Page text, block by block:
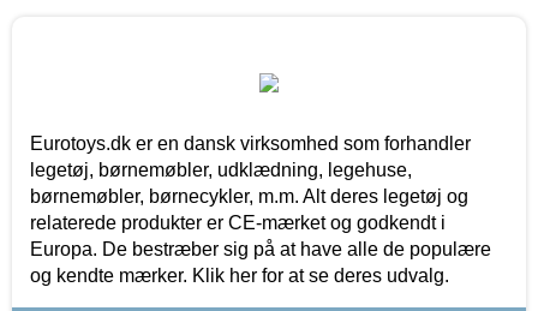
Eurotoys.dk er en dansk virksomhed som forhandler
legetøj, børnemøbler, udklædning, legehuse,
børnemøbler, børnecykler, m.m. Alt deres legetøj og
relaterede produkter er CE-mærket og godkendt i
Europa. De bestræber sig på at have alle de populære
og kendte mærker. Klik her for at se deres udvalg.